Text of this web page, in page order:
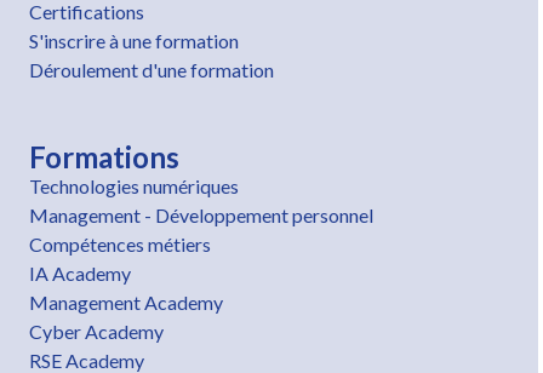
Certifications
S'inscrire à une formation
Déroulement d'une formation
Formations
Technologies numériques
Management - Développement personnel
Compétences métiers
IA Academy
Management Academy
Cyber Academy
RSE Academy